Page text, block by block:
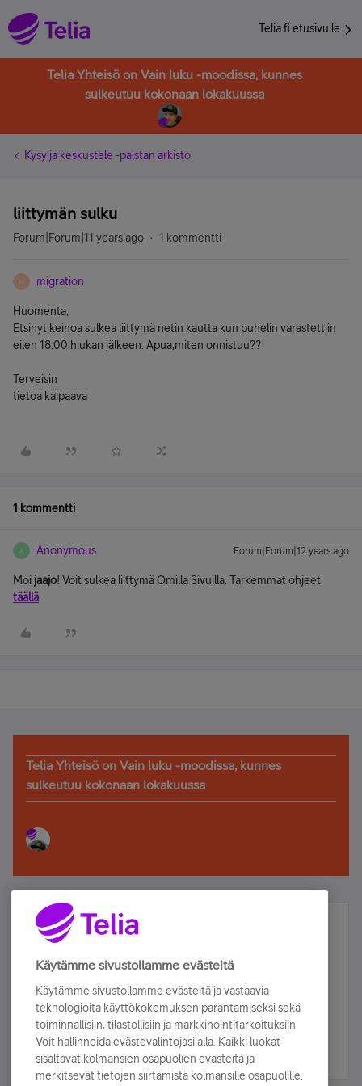
Telia.fi etusivulle
Telia Yhteisö on Vain luku -moodissa, kunnes
sulkeutuu kokonaan lokakuussa
Kysy ja keskustele -palstan arkisto
liittymän sulku
Forum|Forum|11 years ago 1 kommentti
M migration
Huomenta,
Etsinyt keinoa sulkea liittymä netin kautta kun puhelin varastettiin
eilen 18.00,hiukan jälkeen. Apua,miten onnistuu??
Terveisin
tietoa kaipaava
1 kommentti
A Anonymous Forum|Forum|12 years ago
Moi jaajo! Voit sulkea liittymä Omilla Sivuilla. Tarkemmat ohjeet
täällä
Telia Yhteisö on Vain luku -moodissa, kunnes
sulkeutuu kokonaan lokakuussa
Älä jää paitsi – osallistu ja voita!
Tilaa Telian uutiskirje ja olet mukana arvonnassa.
sähköpostiisi.
Tilaa nyt
Käytämme sivustollamme evästeitä
Käytämme sivustollamme evästeitä ja vastaavia
teknologioita käyttökokemuksen parantamiseksi sekä
toiminnallisiin, tilastollisiin ja markkinointitarkoituksiin.
Voit hallinnoida evästevalintojasi alla. Kaikki luokat
sisältävät kolmansien osapuolien evästeitä ja
merkitsevät tietojen siirtämistä kolmansille osapuolille.